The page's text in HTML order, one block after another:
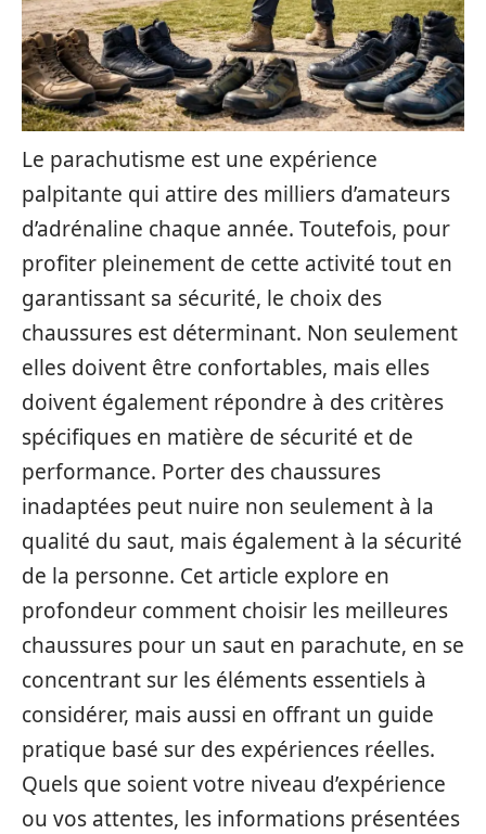
Le parachutisme est une expérience
palpitante qui attire des milliers d’amateurs
d’adrénaline chaque année. Toutefois, pour
profiter pleinement de cette activité tout en
garantissant sa sécurité, le choix des
chaussures est déterminant. Non seulement
elles doivent être confortables, mais elles
doivent également répondre à des critères
spécifiques en matière de sécurité et de
performance. Porter des chaussures
inadaptées peut nuire non seulement à la
qualité du saut, mais également à la sécurité
de la personne. Cet article explore en
profondeur comment choisir les meilleures
chaussures pour un saut en parachute, en se
concentrant sur les éléments essentiels à
considérer, mais aussi en offrant un guide
pratique basé sur des expériences réelles.
Quels que soient votre niveau d’expérience
ou vos attentes, les informations présentées